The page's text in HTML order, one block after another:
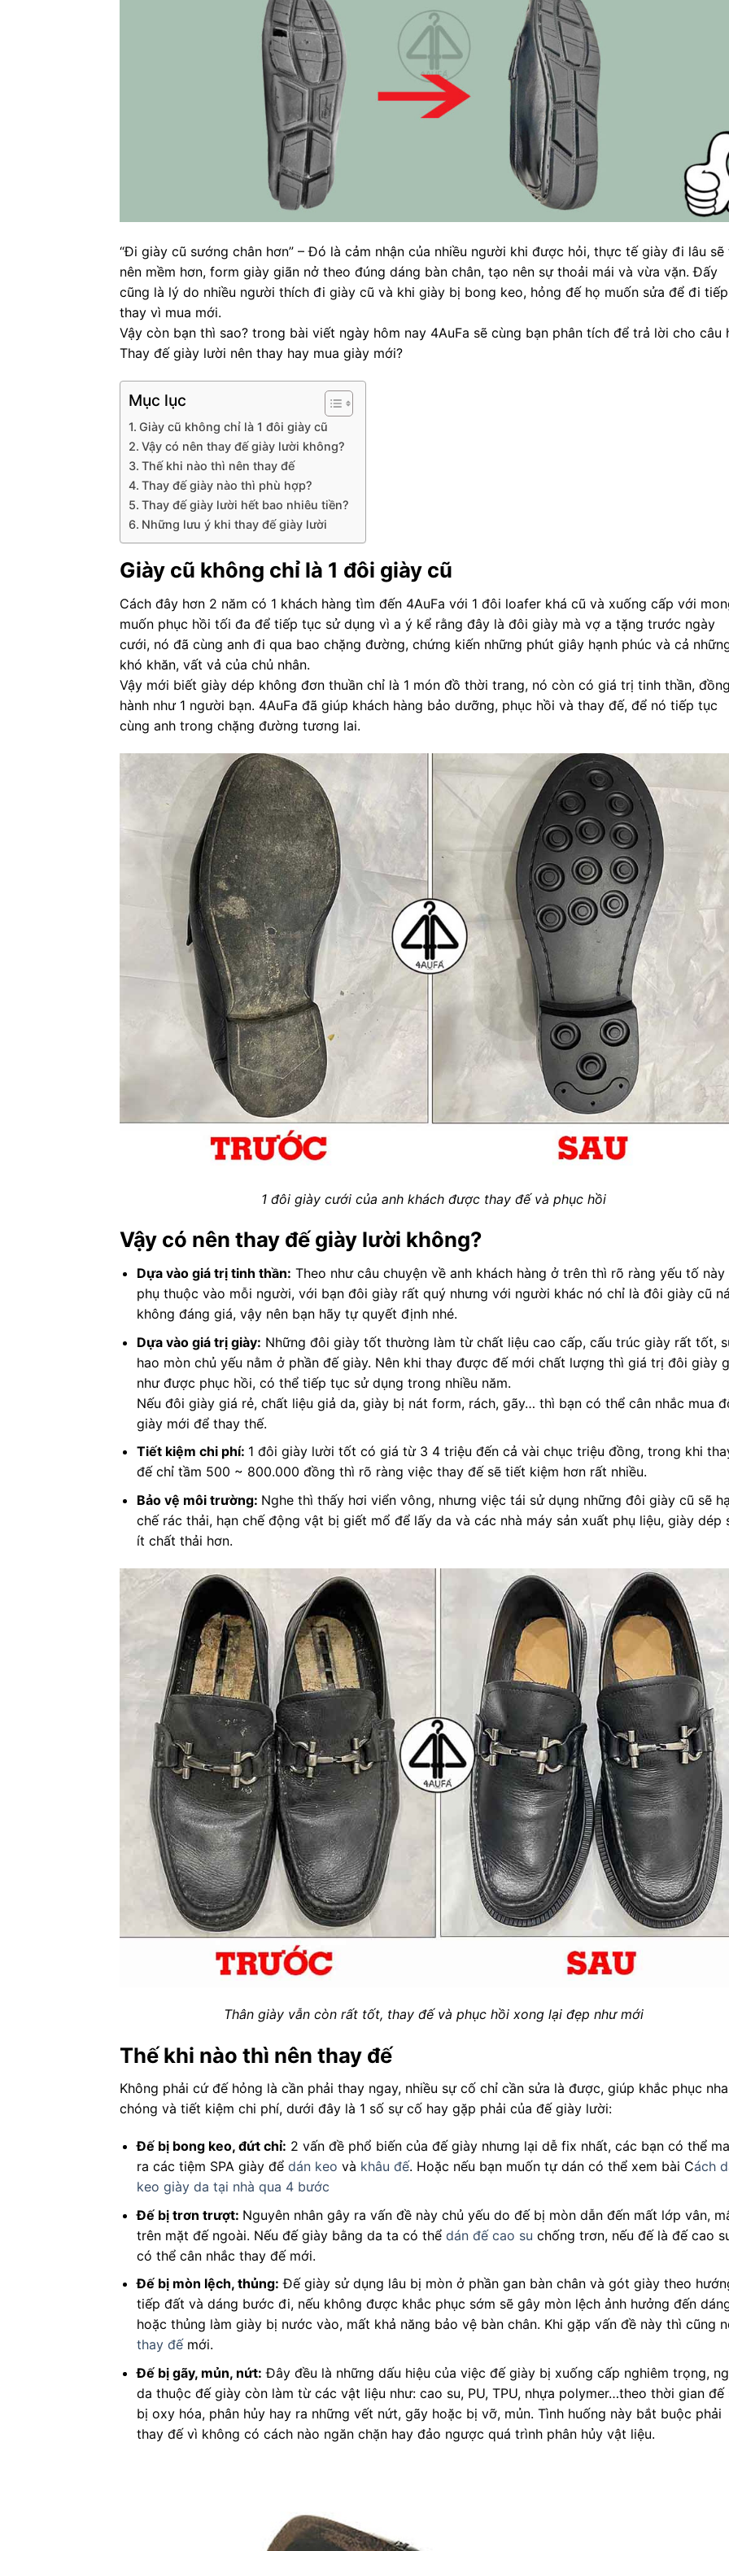
“Đi giày cũ sướng chân hơn” – Đó là cảm nhận của nhiều người khi được hỏi, thực tế giày đi lâu sẽ
nên mềm hơn, form giày giãn nở theo đúng dáng bàn chân, tạo nên sự thoải mái và vừa vặn. Đấy
cũng là lý do nhiều người thích đi giày cũ và khi giày bị bong keo, hỏng đế họ muốn sửa để đi tiếp
thay vì mua mới.
Vậy còn bạn thì sao? trong bài viết ngày hôm nay 4AuFa sẽ cùng bạn phân tích để trả lời cho câu
Thay đế giày lười nên thay hay mua giày mới?
Mục lục
Giày cũ không chỉ là 1 đôi giày cũ
Vậy có nên thay đế giày lười không?
Thế khi nào thì nên thay đế
Thay đế giày nào thì phù hợp?
Thay đế giày lười hết bao nhiêu tiền?
Những lưu ý khi thay đế giày lười
Giày cũ không chỉ là 1 đôi giày cũ
Cách đây hơn 2 năm có 1 khách hàng tìm đến 4AuFa với 1 đôi loafer khá cũ và xuống cấp với
muốn phục hồi tối đa để tiếp tục sử dụng vì a ý kể rằng đây là đôi giày mà vợ a tặng trước ngày
cưới, nó đã cùng anh đi qua bao chặng đường, chứng kiến những phút giây hạnh phúc và cả
khó khăn, vất vả của chủ nhân.
Vậy mới biết giày dép không đơn thuần chỉ là 1 món đồ thời trang, nó còn có giá trị tinh thần, đồng
hành như 1 người bạn. 4AuFa đã giúp khách hàng bảo dưỡng, phục hồi và thay đế, để nó tiếp tục
cùng anh trong chặng đường tương lai.
1 đôi giày cưới của anh khách được thay đế và phục hồi
Vậy có nên thay đế giày lười không?
Dựa vào giá trị tinh thần: Theo như câu chuyện về anh khách hàng ở trên thì rõ ràng yếu tố này
phụ thuộc vào mỗi người, với bạn đôi giày rất quý nhưng với người khác nó chỉ là đôi giày cũ
không đáng giá, vậy nên bạn hãy tự quyết định nhé.
Dựa vào giá trị giày: Những đôi giày tốt thường làm từ chất liệu cao cấp, cấu trúc giày rất tốt,
hao mòn chủ yếu nằm ở phần đế giày. Nên khi thay được đế mới chất lượng thì giá trị đôi giày
như được phục hồi, có thể tiếp tục sử dụng trong nhiều năm.
Nếu đôi giày giá rẻ, chất liệu giả da, giày bị nát form, rách, gãy… thì bạn có thể cân nhắc mua
giày mới để thay thế.
Tiết kiệm chi phí: 1 đôi giày lười tốt có giá từ 3 4 triệu đến cả vài chục triệu đồng, trong khi
đế chỉ tầm 500 ~ 800.000 đồng thì rõ ràng việc thay đế sẽ tiết kiệm hơn rất nhiều.
Bảo vệ môi trường: Nghe thì thấy hơi viển vông, nhưng việc tái sử dụng những đôi giày cũ sẽ
chế rác thải, hạn chế động vật bị giết mổ để lấy da và các nhà máy sản xuất phụ liệu, giày dép
ít chất thải hơn.
Thân giày vẫn còn rất tốt, thay đế và phục hồi xong lại đẹp như mới
Thế khi nào thì nên thay đế
Không phải cứ đế hỏng là cần phải thay ngay, nhiều sự cố chỉ cần sửa là được, giúp khắc phục
chóng và tiết kiệm chi phí, dưới đây là 1 số sự cố hay gặp phải của đế giày lười:
Đế bị bong keo, đứt chỉ: 2 vấn đề phổ biến của đế giày nhưng lại dễ fix nhất, các bạn có thể
ra các tiệm SPA giày để dán keo và khâu đế. Hoặc nếu bạn muốn tự dán có thể xem bài Cách
keo giày da tại nhà qua 4 bước
Đế bị trơn trượt: Nguyên nhân gây ra vấn đề này chủ yếu do đế bị mòn dẫn đến mất lớp vân,
trên mặt đế ngoài. Nếu đế giày bằng da ta có thể dán đế cao su chống trơn, nếu đế là đế cao
có thể cân nhắc thay đế mới.
Đế bị mòn lệch, thủng: Đế giày sử dụng lâu bị mòn ở phần gan bàn chân và gót giày theo
tiếp đất và dáng bước đi, nếu không được khắc phục sớm sẽ gây mòn lệch ảnh hưởng đến
hoặc thủng làm giày bị nước vào, mất khả năng bảo vệ bàn chân. Khi gặp vấn đề này thì cũng
thay đế mới.
Đế bị gãy, mủn, nứt: Đây đều là những dấu hiệu của việc đế giày bị xuống cấp nghiêm trọng,
da thuộc đế giày còn làm từ các vật liệu như: cao su, PU, TPU, nhựa polymer…theo thời gian đế
bị oxy hóa, phân hủy hay ra những vết nứt, gãy hoặc bị vỡ, mủn. Tình huống này bắt buộc phải
thay đế vì không có cách nào ngăn chặn hay đảo ngược quá trình phân hủy vật liệu.